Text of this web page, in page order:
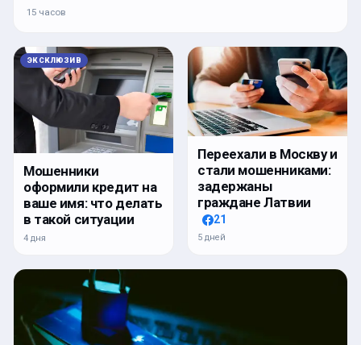
15 часов
ЭКСКЛЮЗИВ
Мошенники
оформили кредит на
ваше имя: что делать
в такой ситуации
4 дня
Переехали в Москву и
стали мошенниками:
задержаны
граждане Латвии
21
5 дней